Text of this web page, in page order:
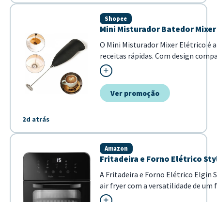
2d atrás
Mini Misturador Batedor
Shopee
O Mini Misturador Mixer Elétrico é
receitas rápidas. Com design
mistura homogênea de ovos. -
Ver promoção
Fritadeira e Forno Elétrico
Amazon
A Fritadeira e Forno Elétrico Elgin
air fryer com a versatilidade de um
moderno, este modelo 3 em 1 é a